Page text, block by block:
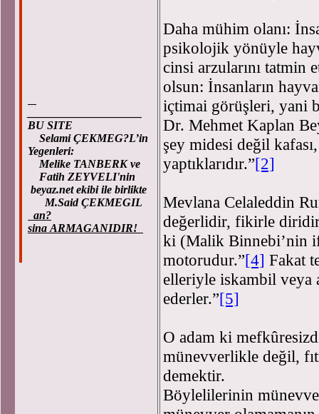
BU SITE
Selami ÇEKMEG?L’in
Yegenleri:
Melike TANBERK ve
Fatih ZEYVELI'nin
beyaz.net ekibi ile birlikte
M.Said ÇEKMEGIL
an?
sina ARMAGANIDIR!
Daha mühim olanı:
psikolojik yönüyle
cinsi arzularını tatmin
olsun: İnsanların
içtimai görüşleri, yani
Dr. Mehmet Kaplan
şey midesi değil
yaptıklarıdır.”[2]
Mevlana Celaleddin
değerlidir, fikirle
ki (Malik Binnebi’nin
motorudur.”[4] Fakat
elleriyle iskambil veya
ederler.”[5]
O adam ki
münevverlikle değil,
demektir.
Böylelilerinin